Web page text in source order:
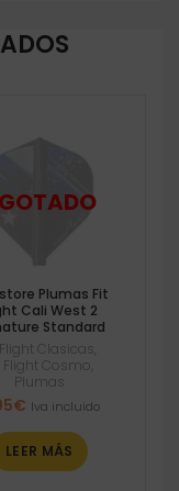
Plumas Fit
Cali West 2
Standard
Clasicas
Flight Cosmo
Plumas
€ Iva incluido
LEER MÁS